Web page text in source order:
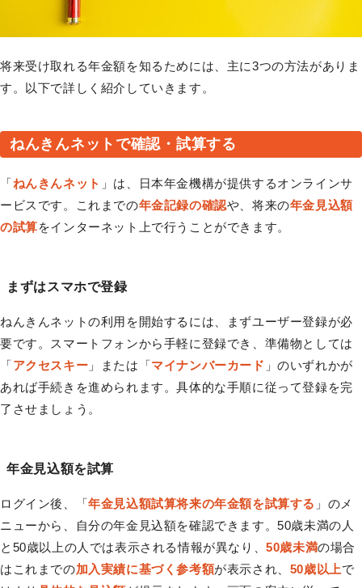
将来受け取れる年金額を知るためには、主に3つの方法がありま
す。以下で詳しく紹介していきます。
ねんきんネットで確認・試算する
「ねんきんネット 」は、日本年金機構が提供するオンラインサ
ービスです。これまでの年金記録の確認や、将来の年金見込額
の試算をインターネット上で行うことができます。
まずはスマホで登録
ねんきんネットの利用を開始するには、まずユーザー登録が必
要です。スマートフォンから手軽に登録でき、準備物としては
「アクセスキー 」または「マイナンバーカード 」のいずれかが
あれば手続きを進められます。具体的な手順に従って登録を完
了させましょう。
年金見込額を試算
ログイン後、「年金見込額試算将来の年金額を試算する 」のメ
ニューから、自分の年金見込額を確認できます。50歳未満の人
と50歳以上の人では表示される情報が異なり、50歳未満の場合
はこれまでの加入実績に基づく参考額が表示され、 50歳以上で